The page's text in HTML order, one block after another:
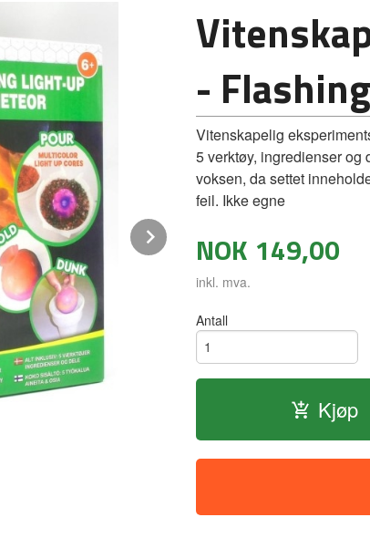
Vitenskapelig eksperimensett -
Next
-
Vitenskapelig
5 verktøy, ingredienser og
voksen, da settet
feil. Ikke egne
NOK 149,00
inkl. mva.
Antall
Kjøp